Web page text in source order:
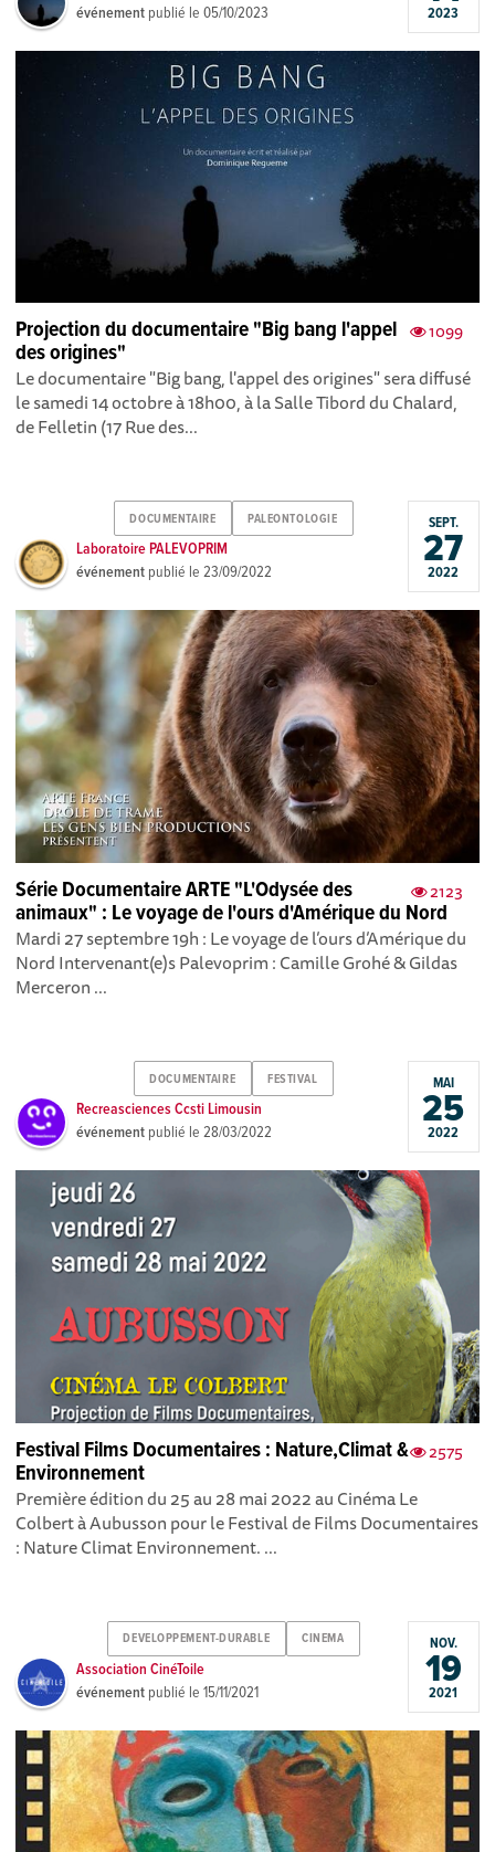
événement publié le05/10/2023 2023
1099
Projection du documentaire "Big bang l'appel
des origines"
Le documentaire "Big bang, l'appel des origines" sera diffusé
le samedi 14 octobre à 18h00, à la Salle Tibord du Chalard,
de Felletin (17 Rue des...
DOCUMENTAIRE PALEONTOLOGIE
Laboratoire PALEVOPRIM
événement publié le23/09/2022
SEPT.
27
2022
2123
Série Documentaire ARTE "L'Odysée des
animaux" : Le voyage de l'ours d'Amérique du Nord
Mardi 27 septembre 19h : Le voyage de l’ours d’Amérique du
Nord Intervenant(e)s Palevoprim : Camille Grohé & Gildas
Merceron ...
DOCUMENTAIRE FESTIVAL
Recreasciences Ccsti Limousin
événement publié le28/03/2022
MAI
25
2022
2575
Festival Films Documentaires : Nature,Climat &
Environnement
Première édition du 25 au 28 mai 2022 au Cinéma Le
Colbert à Aubusson pour le Festival de Films Documentaires
: Nature Climat Environnement. ...
DEVELOPPEMENT-DURABLE CINEMA
Association CinéToile
événement publié le15/11/2021
NOV.
19
2021